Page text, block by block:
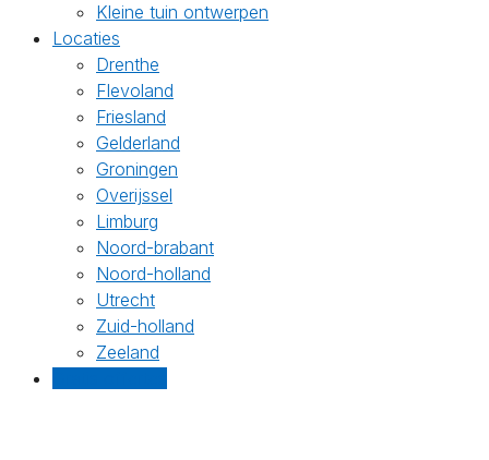
Kleine tuin ontwerpen
Locaties
Drenthe
Flevoland
Friesland
Gelderland
Groningen
Overijssel
Limburg
Noord-brabant
Noord-holland
Utrecht
Zuid-holland
Zeeland